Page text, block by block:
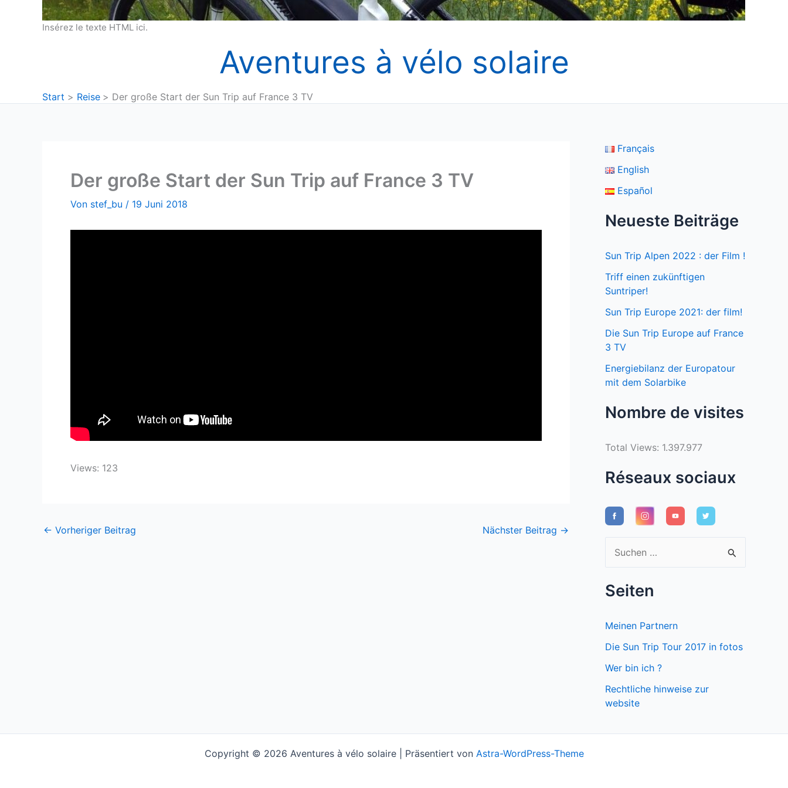
Insérez le texte HTML ici.
Aventures à vélo solaire
Start Reise Der große Start der Sun Trip auf France 3 TV
Der große Start der Sun Trip auf France 3 TV
Von stef_bu / 19 Juni 2018
Views: 123
← Vorheriger Beitrag Nächster Beitrag →
Français
English
Español
Neueste Beiträge
Sun Trip Alpen 2022 : der Film !
Triff einen zukünftigen
Suntriper!
Sun Trip Europe 2021: der film!
Die Sun Trip Europe auf France
3 TV
Energiebilanz der Europatour
mit dem Solarbike
Nombre de visites
Total Views: 1.397.977
Réseaux sociaux
u
c
e
c
:
Seiten
Meinen Partnern
Die Sun Trip Tour 2017 in fotos
Wer bin ich ?
Rechtliche hinweise zur
website
Copyright © 2026 Aventures à vélo solaire | Präsentiert von Astra-WordPress-Theme